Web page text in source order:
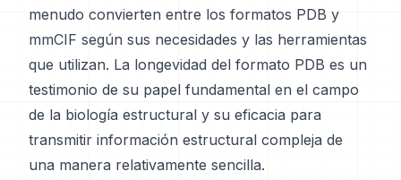
menudo convierten entre los formatos PDB y
mmCIF según sus necesidades y las herramientas
que utilizan. La longevidad del formato PDB es un
testimonio de su papel fundamental en el campo
de la biología estructural y su eficacia para
transmitir información estructural compleja de
una manera relativamente sencilla.